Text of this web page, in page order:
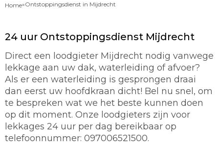
Home»Ontstoppingsdienst in Mijdrecht
24 uur Ontstoppingsdienst Mijdrecht
Direct een loodgieter Mijdrecht nodig vanwege
lekkage aan uw dak, waterleiding of afvoer?
Als er een waterleiding is gesprongen draai
dan eerst uw hoofdkraan dicht! Bel nu snel, om
te bespreken wat we het beste kunnen doen
op dit moment. Onze loodgieters zijn voor
lekkages 24 uur per dag bereikbaar op
telefoonnummer: 097006521500.